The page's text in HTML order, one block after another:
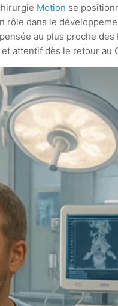
Motion se
rôle dans le
au plus proche
attentif dès le retour au